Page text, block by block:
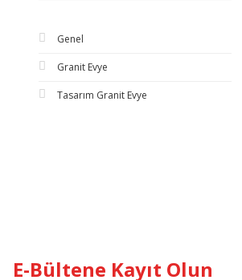
Genel
Granit Evye
Tasarım Granit Evye
E-Bültene Kayıt Olun